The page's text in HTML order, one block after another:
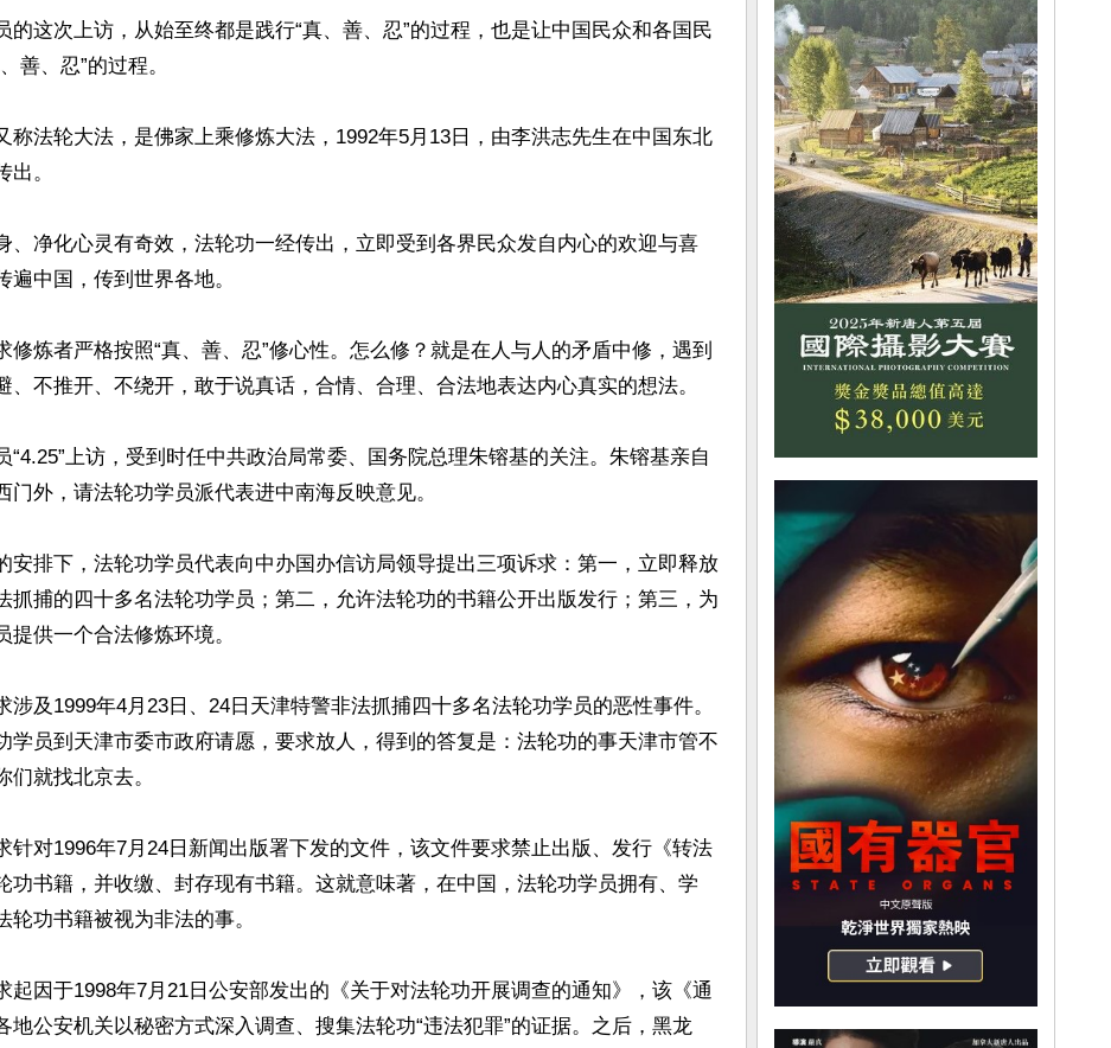
的这次上访，从始至终都是践行“真、善、忍”的过程，也是让中国民众和各国民
善、忍”的过程。
称法轮大法，是佛家上乘修炼大法，1992年5月13日，由李洪志先生在中国东北
出。
、净化心灵有奇效，法轮功一经传出，立即受到各界民众发自内心的欢迎与喜
遍中国，传到世界各地。
修炼者严格按照“真、善、忍”修心性。怎么修？就是在人与人的矛盾中修，遇到
、不推开、不绕开，敢于说真话，合情、合理、合法地表达内心真实的想法。
“4.25”上访，受到时任中共政治局常委、国务院总理朱镕基的关注。朱镕基亲自
门外，请法轮功学员派代表进中南海反映意见。
安排下，法轮功学员代表向中办国办信访局领导提出三项诉求：第一，立即释放
抓捕的四十多名法轮功学员；第二，允许法轮功的书籍公开出版发行；第三，为
提供一个合法修炼环境。
涉及1999年4月23日、24日天津特警非法抓捕四十多名法轮功学员的恶性事件。
学员到天津市委市政府请愿，要求放人，得到的答复是：法轮功的事天津市管不
们就找北京去。
针对1996年7月24日新闻出版署下发的文件，该文件要求禁止出版、发行《转法
功书籍，并收缴、封存现有书籍。这就意味著，在中国，法轮功学员拥有、学
轮功书籍被视为非法的事。
起因于1998年7月21日公安部发出的《关于对法轮功开展调查的通知》，该《通
地公安机关以秘密方式深入调查、搜集法轮功“违法犯罪”的证据。之后，黑龙